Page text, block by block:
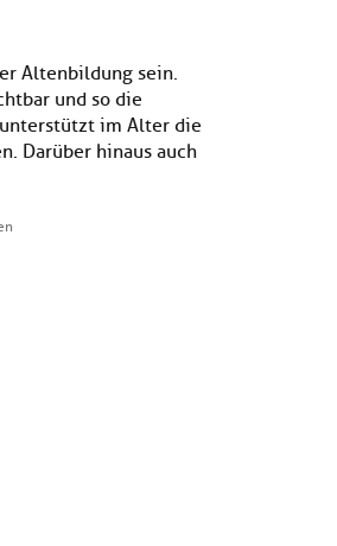
Altenbildung sein.
und so die
im Alter die
Darüber hinaus auch